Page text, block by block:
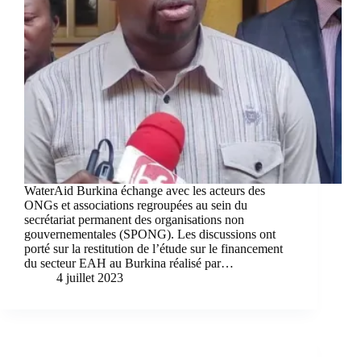
WaterAid Burkina échange avec les acteurs des
ONGs et associations regroupées au sein du
secrétariat permanent des organisations non
gouvernementales (SPONG). Les discussions ont
porté sur la restitution de l’étude sur le financement
du secteur EAH au Burkina réalisé par…
4 juillet 2023